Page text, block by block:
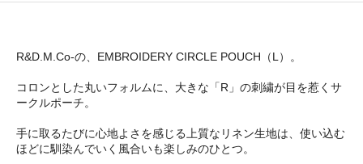
R&D.M.Co-の、EMBROIDERY CIRCLE POUCH（L）。
コロンとした丸いフォルムに、大きな「R」の刺繍が目を惹くサ
ークルポーチ。
手に取るたびに心地よさを感じる上質なリネン生地は、使い込む
ほどに馴染んでいく風合いも楽しみのひとつ。